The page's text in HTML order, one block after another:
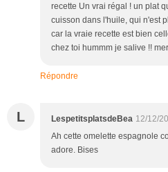
recette Un vrai régal ! un plat
cuisson dans l'huile, qui n'est
car la vraie recette est bien
chez toi hummm je salive !!
Répondre
L LespetitsplatsdeBea 12/12/
Ah cette omelette espagnole
adore. Bises